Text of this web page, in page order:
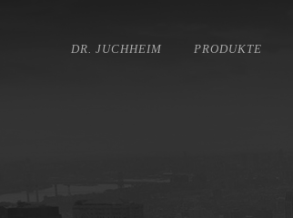
DR. JUCHHEIM PRODUKTE